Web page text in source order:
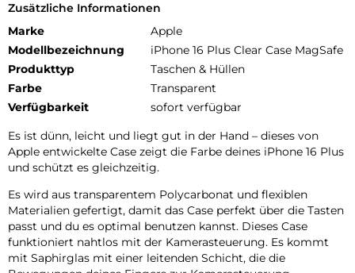
Zusätzliche Informationen
Marke
Apple
Modellbezeichnung
iPhone 16 Plus Clear Case MagSafe
Produkttyp
Taschen & Hüllen
Farbe
Transparent
Verfügbarkeit
sofort verfügbar
Es ist dünn, leicht und liegt gut in der Hand – dieses von
Apple entwickelte Case zeigt die Farbe deines iPhone 16 Plus
und schützt es gleichzeitig.
Es wird aus transparentem Polycarbonat und flexiblen
Materialien gefertigt, damit das Case perfekt über die Tasten
passt und du es optimal benutzen kannst. Dieses Case
funktioniert nahtlos mit der Kamerasteuerung. Es kommt
mit Saphirglas mit einer leitenden Schicht, die die